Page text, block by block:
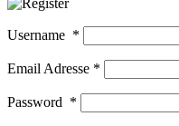
Username *
Email Adresse *
Password *